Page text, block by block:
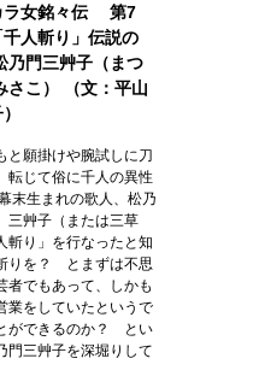
ラ女銘々伝 第7
人斬り」伝説の
門三艸子（まつ
さこ） （文：平山
願掛けや腕試しに刀
転じて俗に千人の異性
末生まれの歌人、松乃
三艸子（または三草
斬り」を行なったと知
りを？ とまずは不思
者でもあって、しかも
業をしていたというで
ができるのか？ とい
門三艸子を深堀りして